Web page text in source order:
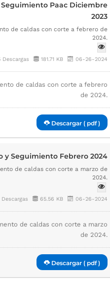
Paac Diciembre
2023
de caldas con corte a febrero de
2024.
Descargas 181.71 KB 06-26-2024
de caldas con corte a febrero
de 2024.
Descargar ( pdf )
y Seguimiento Febrero 2024
de caldas con corte a marzo de
2024.
Descargas 65.56 KB 06-26-2024
de caldas con corte a marzo
de 2024.
Descargar ( pdf )